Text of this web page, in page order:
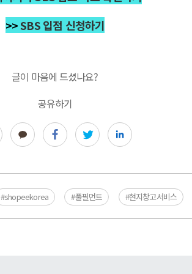
>>SBS 입점 신청하기
글이 마음에 드셨나요?
공유하기
링크복사카카오톡페이스북트위터 링크드인
#shopeekorea #풀필먼트 #현지창고서비스